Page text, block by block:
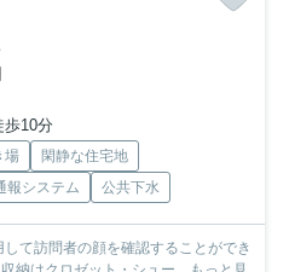
歩10分
場
閑静な住宅地
報システム 公共下水
て訪問者の顔を確認することができ